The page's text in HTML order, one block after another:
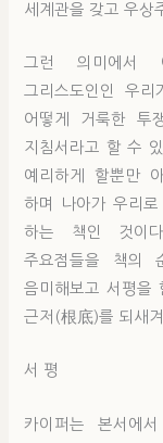
세계관을 갖고 우상
그런 의미에서
그리스도인인 우
어떻게 거룩한 투
지침서라고 할 수
예리하게 할뿐만
하며 나아가 우리
하는 책인 것이
주요점들을 책의
음미해보고 서평을
근저(根底)를 되새
서 평
카이퍼는 본서에